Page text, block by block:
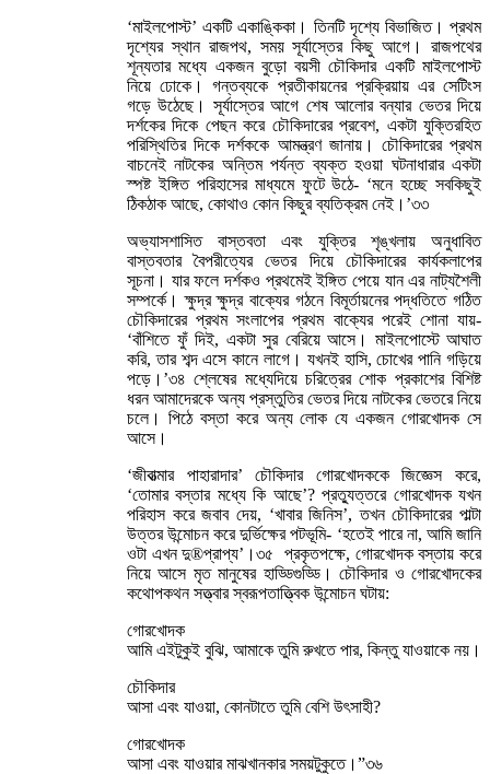
‘মাইলপোস্ট’ একটি একাঙ্কিকা। তিনটি দৃশ্যে বিভাজিত। প্রথম
দৃশ্যের স্থান রাজপথ, সময় সূর্যাস্তের কিছু আগে। রাজপথের
শূন্যতার মধ্যে একজন বুড়ো বয়সী চৌকিদার একটি মাইলপোস্ট
নিয়ে ঢোকে। গন্তব্যকে প্রতীকায়নের প্রক্রিয়ায় এর সেটিংস
গড়ে উঠেছে। সূর্যাস্তের আগে শেষ আলোর বন্যার ভেতর দিয়ে
দর্শকের দিকে পেছন করে চৌকিদারের প্রবেশ, একটা যুক্তিরহিত
পরিস্থিতির দিকে দর্শককে আমন্ত্রণ জানায়। চৌকিদারের প্রথম
বাচনেই নাটকের অন্তিম পর্যন্ত ব্যক্ত হওয়া ঘটনাধারার একটা
স্পষ্ট ইঙ্গিত পরিহাসের মাধ্যমে ফুটে উঠে- ‘মনে হচ্ছে সবকিছুই
ঠিকঠাক আছে, কোথাও কোন কিছুর ব্যতিক্রম নেই।’৩৩
অভ্যাসশাসিত বাস্তবতা এবং যুক্তির শৃঙ্খলায় অনুধাবিত
বাস্তবতার বৈপরীত্যের ভেতর দিয়ে চৌকিদারের কার্যকলাপের
সূচনা। যার ফলে দর্শকও প্রথমেই ইঙ্গিত পেয়ে যান এর নাট্যশৈলী
সম্পর্কে। ক্ষুদ্র ক্ষুদ্র বাক্যের গঠনে বিমূর্তায়নের পদ্ধতিতে গঠিত
চৌকিদারের প্রথম সংলাপের প্রথম বাক্যের পরেই শোনা যায়-
‘বাঁশিতে ফুঁ দিই, একটা সুর বেরিয়ে আসে। মাইলপোস্টে আঘাত
করি, তার শব্দ এসে কানে লাগে। যখনই হাসি, চোখের পানি গড়িয়ে
পড়ে।’৩৪ শ্লেষের মধ্যেদিয়ে চরিত্রের শোক প্রকাশের বিশিষ্ট
ধরন আমাদেরকে অন্য প্রস্তুতির ভেতর দিয়ে নাটকের ভেতরে নিয়ে
চলে। পিঠে বস্তা করে অন্য লোক যে একজন গোরখোদক সে
আসে।
‘জীবাত্মার পাহারাদার’ চৌকিদার গোরখোদককে জিজ্ঞেস করে,
‘তোমার বস্তার মধ্যে কি আছে’? প্রত্যুত্তরে গোরখোদক যখন
পরিহাস করে জবাব দেয়, ‘খাবার জিনিস’, তখন চৌকিদারের পাল্টা
উত্তর উন্মোচন করে দুর্ভিক্ষের পটভূমি- ‘হতেই পারে না, আমি জানি
ওটা এখন দু®প্রাপ্য’।৩৫ প্রকৃতপক্ষে, গোরখোদক বস্তায় করে
নিয়ে আসে মৃত মানুষের হাড্ডিগুড্ডি। চৌকিদার ও গোরখোদকের
কথোপকথন সত্ত্বার স্বরূপতাত্ত্বিক উন্মোচন ঘটায়:
গোরখোদক
আমি এইটুকুই বুঝি, আমাকে তুমি রুখতে পার, কিন্তু যাওয়াকে নয়।
চৌকিদার
আসা এবং যাওয়া, কোনটাতে তুমি বেশি উৎসাহী?
গোরখোদক
আসা এবং যাওয়ার মাঝখানকার সময়টুকুতে।”৩৬